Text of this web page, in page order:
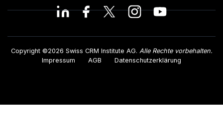
Copyright ©2026 Swiss CRM Institute AG. Alle Rechte vorbehalten.
Impressum
AGB Datenschutzerklärung